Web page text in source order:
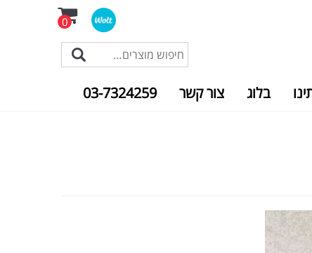
0
בלוג צור קשר 03-7324259